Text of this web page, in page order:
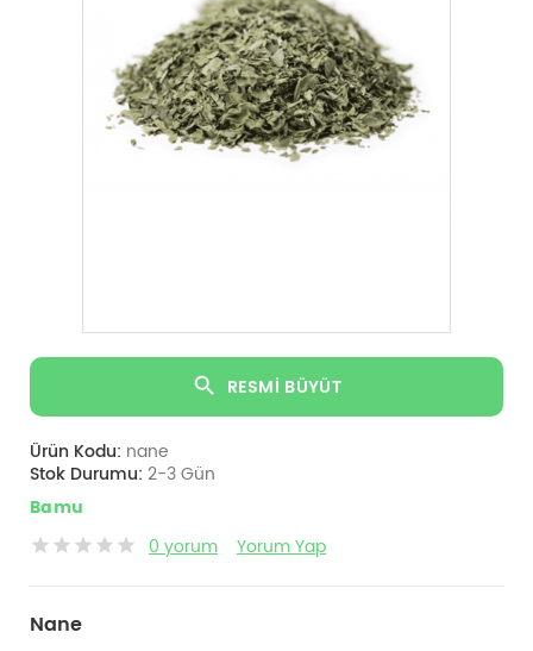
RESMI BÜYÜT
Ürün Kodu: nane
Stok Durumu: 2-3 Gün
Bamu
0 yorum
Yorum Yap
Nane